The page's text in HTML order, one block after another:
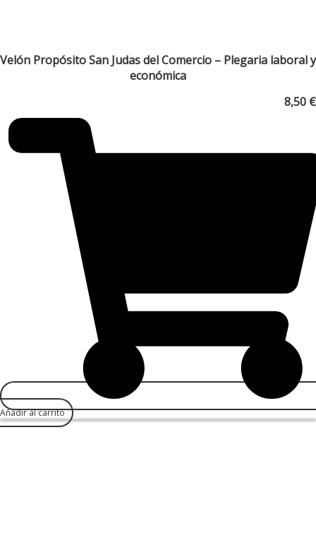
Velón Propósito San Judas del Comercio – Plegaria laboral y
económica
8,50 €
Añadir al carrito